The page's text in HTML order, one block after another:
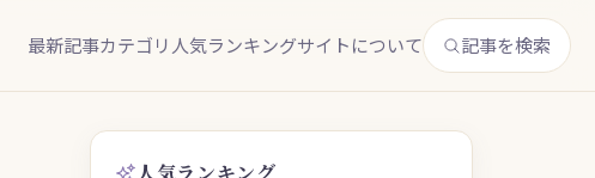
最新記事カテゴリ 人気ランキングサイトについて 記事を検索